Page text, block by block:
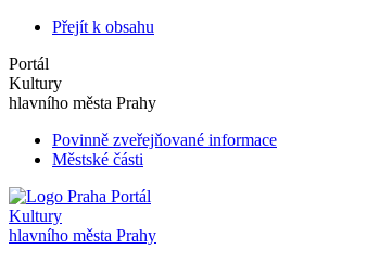
Přejít k obsahu
Portál
Kultury
hlavního města Prahy
Povinně zveřejňované informace
Městské části
Portál
Kultury
hlavního města Prahy